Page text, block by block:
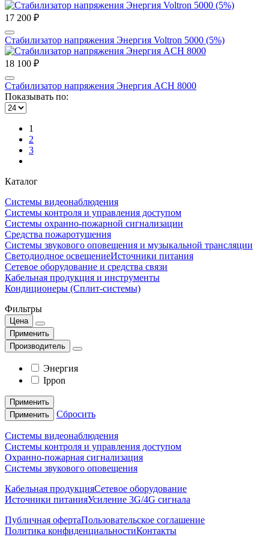
17 200 ₽
Стабилизатор напряжения Энергия Voltron 5000 (5%)
18 100 ₽
Стабилизатор напряжения Энергия ACH 8000
Показывать по:
1
2
3
Каталог
Системы видеонаблюдения
Системы контроля и управления доступом
Системы охранно-пожарной сигнализации
Средства пожаротушения
Системы звукового оповещения и музыкальной трансляции
Светодиодное освещениеИсточники питания
Сетевое оборудование и средства связи
Кабельная продукция и инструменты
Кондиционеры (Сплит-системы)
Фильтры
Цена
Применить
Производитель
Энергия
Ippon
Применить
Применить
Сбросить
Системы видеонаблюдения
Системы контроля и управления доступом
Охранно-пожарная сигнализация
Системы звукового оповещения
Кабельная продукцияСетевое оборудование
Источники питанияУсиление 3G/4G сигнала
Публичная офертаПользовательское соглашение
Политика конфиденциальностиКонтакты